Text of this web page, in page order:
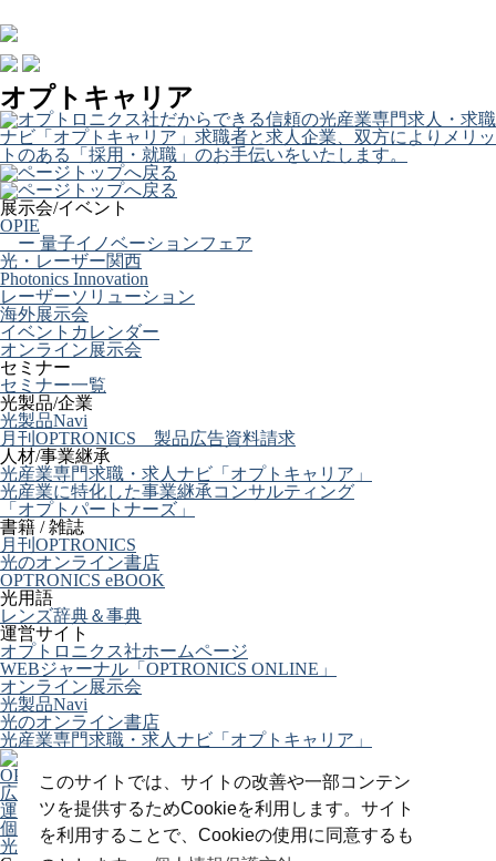
このサイトでは、サイトの改善や一部コンテン
ツを提供するためCookieを利用します。サイト
を利用することで、Cookieの使用に同意するも
オプトキャリア
展示会/イベント
OPIE
ー 量子イノベーションフェア
光・レーザー関西
Photonics Innovation
レーザーソリューション
海外展示会
イベントカレンダー
オンライン展示会
セミナー
セミナー一覧
光製品/企業
光製品Navi
月刊OPTRONICS 製品広告資料請求
人材/事業継承
光産業専門求職・求人ナビ「オプトキャリア」
光産業に特化した事業継承コンサルティング
「オプトパートナーズ」
書籍 / 雑誌
月刊OPTRONICS
光のオンライン書店
OPTRONICS eBOOK
光用語
レンズ辞典＆事典
運営サイト
オプトロニクス社ホームページ
WEBジャーナル「OPTRONICS ONLINE」
オンライン展示会
光製品Navi
光のオンライン書店
光産業専門求職・求人ナビ「オプトキャリア」
OPTRONICS ONLINE について
広告掲載について
運営会社
個人情報
光関連リンク集